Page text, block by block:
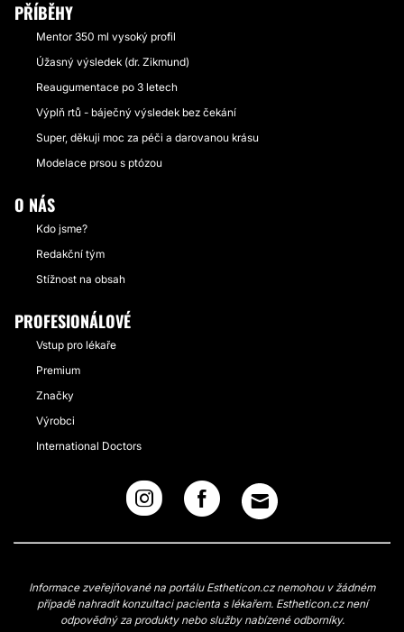
PŘÍBĚHY
Mentor 350 ml vysoký profil
Úžasný výsledek (dr. Zikmund)
Reaugumentace po 3 letech
Výplň rtů - báječný výsledek bez čekání
Super, děkuji moc za péči a darovanou krásu
Modelace prsou s ptózou
O NÁS
Kdo jsme?
Redakční tým
Stížnost na obsah
PROFESIONÁLOVÉ
Vstup pro lékaře
Premium
Značky
Výrobci
International Doctors
Informace zveřejňované na portálu Estheticon.cz nemohou v žádném
případě nahradit konzultaci pacienta s lékařem. Estheticon.cz není
odpovědný za produkty nebo služby nabízené odborníky.